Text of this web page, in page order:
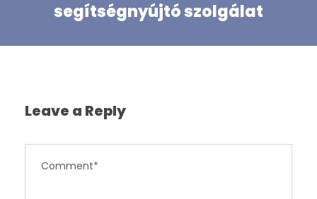
segítségnyújtó szolgálat
Leave a Reply